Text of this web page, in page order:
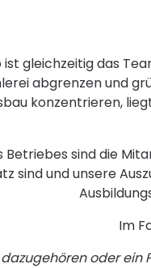
gleichzeitig das
abgrenzen und
konzentrieren,
Betriebes sind die
sind und unsere
Im
oder ein